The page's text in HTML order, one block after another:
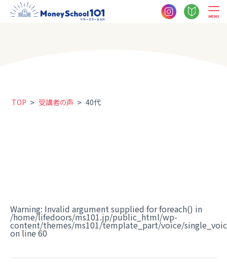
MENU
TOP > 受講者の声 > 40代
Warning: Invalid argument supplied for foreach() in
/home/lifedoors/ms101.jp/public_html/wp-
content/themes/ms101/template_part/voice/
on line 60